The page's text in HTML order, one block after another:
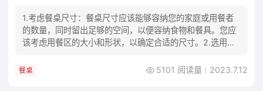
1.考虑餐桌尺寸：餐桌尺寸应该能够容纳您的家庭或用餐者
的数量，同时留出足够的空间，以便容纳食物和餐具。您应
该考虑用餐区的大小和形状，以确定合适的尺寸。2.选用适
餐桌 5101 阅读量 2023.7.12